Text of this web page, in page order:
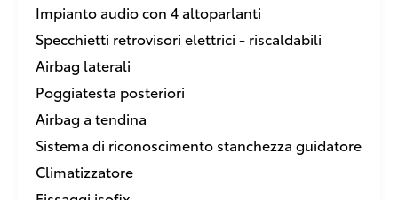
Impianto audio con 4 altoparlanti
Specchietti retrovisori elettrici - riscaldabili
Airbag laterali
Poggiatesta posteriori
Airbag a tendina
Sistema di riconoscimento stanchezza guidatore
Climatizzatore